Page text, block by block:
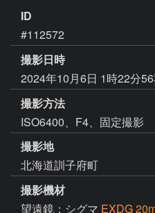
ID
#112572
撮影日時
2024年10月6日 1時22分
撮影方法
ISO6400、F4、固定撮影
撮影地
北海道訓子府町
撮影機材
望遠鏡：シグマ EXDG